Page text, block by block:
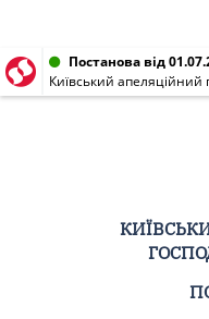
Постанова від
Київський апеляційний